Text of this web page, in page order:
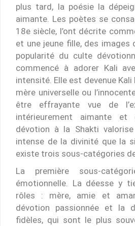
plus tard, la poésie la
aimante. Les poètes se
18e siècle, l’ont décrite
et une jeune fille, des images
popularité du culte
commencé à adorer Kali
intensité. Elle est devenue Kali
mère universelle ou
être effrayante vue de
intérieurement aimante et
dévotion à la Shakti valorise
intense de la divinité que la
existe trois sous-catégories
La première sous-
émotionnelle. La déesse y
rôles : mère, amie et
dévotion passionnée et la
fidèles, qui sont le plus